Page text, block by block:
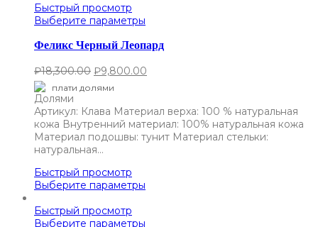
Быстрый просмотр
Выберите параметры
Феликс Черный Леопард
₽18,300.00 ₽9,800.00
плати долями
Артикул: Клава Материал верха: 100 % натуральная
кожа Внутренний материал: 100% натуральная кожа
Материал подошвы: тунит Материал стельки:
натуральная…
Быстрый просмотр
Выберите параметры
Быстрый просмотр
Выберите параметры